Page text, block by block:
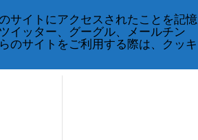
サイトにアクセスされたことを記憶
イッター、グーグル、メールチン
のサイトをご利用する際は、クッキ